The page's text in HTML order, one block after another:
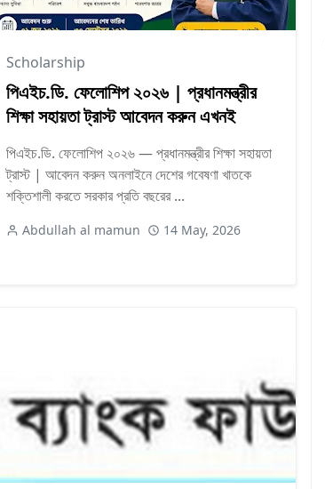
Scholarship
পিএইচ.ডি. ফেলোশিপ ২০২৬ | প্রধানমন্ত্রীর
শিক্ষা সহায়তা ট্রাস্ট আবেদন করুন এখনই
পিএইচ.ডি. ফেলোশিপ ২০২৬ — প্রধানমন্ত্রীর শিক্ষা সহায়তা
ট্রাস্ট | আবেদন করুন অনলাইনে দেশের গবেষণা খাতকে
শক্তিশালী করতে সরকার প্রতি বছরের ...
Abdullah al mamun 14 May, 2026